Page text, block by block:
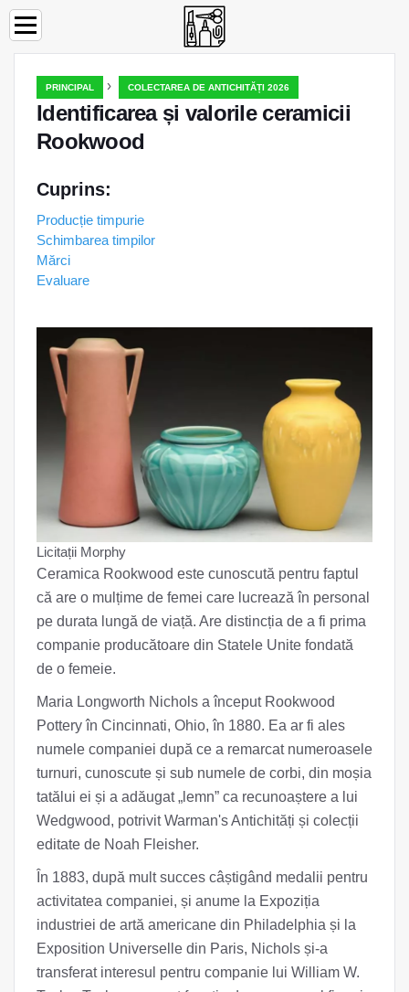
PRINCIPAL › COLECTAREA DE ANTICHITĂȚI 2026
Identificarea și valorile ceramicii
Rookwood
Cuprins:
Producție timpurie
Schimbarea timpilor
Mărci
Evaluare
Licitații Morphy
Ceramica Rookwood este cunoscută pentru faptul
că are o mulțime de femei care lucrează în personal
pe durata lungă de viață. Are distincția de a fi prima
companie producătoare din Statele Unite fondată
de o femeie.
Maria Longworth Nichols a început Rookwood
Pottery în Cincinnati, Ohio, în 1880. Ea ar fi ales
numele companiei după ce a remarcat numeroasele
turnuri, cunoscute și sub numele de corbi, din moșia
tatălui ei și a adăugat „lemn” ca recunoaștere a lui
Wedgwood, potrivit Warman's Antichități și colecții
editate de Noah Fleisher.
În 1883, după mult succes câștigând medalii pentru
activitatea companiei, și anume la Expoziția
industriei de artă americane din Philadelphia și la
Exposition Universelle din Paris, Nichols și-a
transferat interesul pentru companie lui William W.